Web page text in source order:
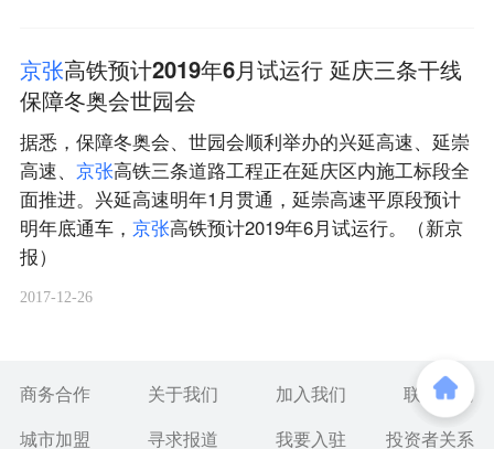
京张高铁预计2019年6月试运行 延庆三条干线
保障冬奥会世园会
据悉，保障冬奥会、世园会顺利举办的兴延高速、延崇
高速、 京张高铁三条道路工程正在延庆区内施工标段全
面推进。兴延高速明年1月贯通，延崇高速平原段预计
明年底通车， 京张高铁预计2019年6月试运行。（新京
报）
2017-12-26
商务合作 关于我们 加入我们
联系我们
城市加盟
寻求报道 我要入驻 投资者关系